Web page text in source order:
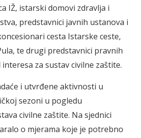
IŽ, istarski domovi zdravlja i
predstavnici javnih ustanova i
cesta Istarske ceste,
te drugi predstavnici pravnih
za sustav civilne zaštite.
i utvrđene aktivnosti u
sezoni u pogledu
civilne zaštite. Na sjednici
o mjerama koje je potrebno